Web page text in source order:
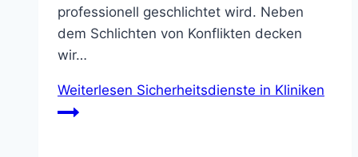
professionell geschlichtet wird. Neben
dem Schlichten von Konflikten decken
wir…
Weiterlesen Sicherheitsdienste in Kliniken